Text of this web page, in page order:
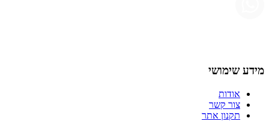
מידע שימושי
אודות
צור קשר
תקנון אתר